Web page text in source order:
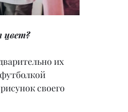
цвет?
их
своего